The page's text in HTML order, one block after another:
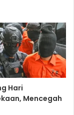
Hari
Mencegah